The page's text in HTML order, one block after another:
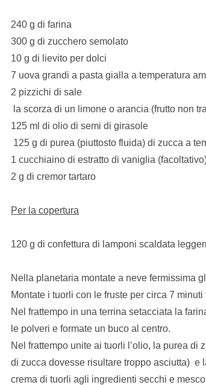
240 g di farina
300 g di zucchero semolato
10 g di lievito per dolci
7 uova grandi a pasta gialla a temperatura
2 pizzichi di sale
la scorza di un limone o arancia (frutto non
125 ml di olio di semi di girasole
125 g di purea (piuttosto fluida) di zucca a
1 cucchiaino di estratto di vaniglia
2 g di cremor tartaro
Per la copertura
120 g di confettura di lamponi scaldata
Nella planetaria montate a neve fermissima
Montate i tuorli con le fruste per circa 7
Nel frattempo in una terrina setacciata la
le polveri e formate un buco al centro.
Nel frattempo unite ai tuorli l’olio, la purea di
di zucca dovesse risultare troppo asciutta) e
crema di tuorli agli ingredienti secchi e